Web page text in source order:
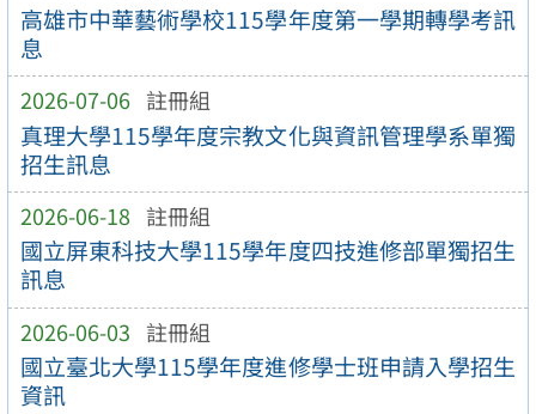
高雄市中華藝術學校115學年度第一學期轉學考訊
息
2026-07-06 註冊組
真理大學115學年度宗教文化與資訊管理學系單獨
招生訊息
2026-06-18 註冊組
國立屏東科技大學115學年度四技進修部單獨招生
訊息
2026-06-03 註冊組
國立臺北大學115學年度進修學士班申請入學招生
資訊